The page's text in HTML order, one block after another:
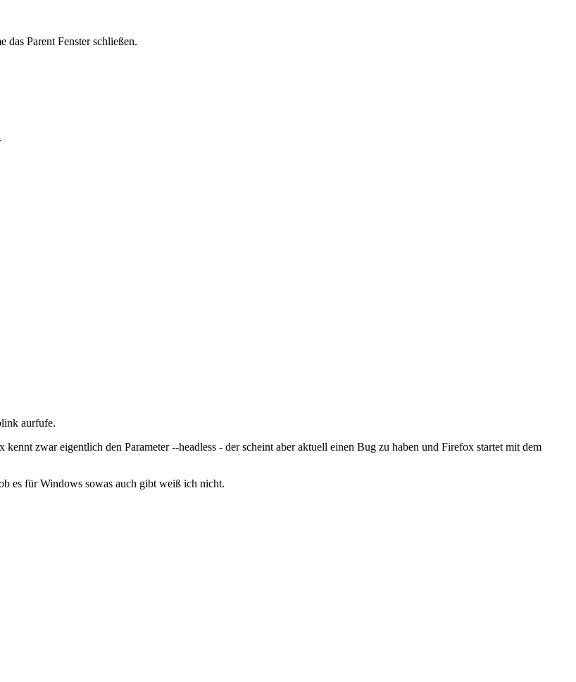
Parent Fenster schließen.
aurfufe.
zwar eigentlich den Parameter --headless - der scheint aber aktuell einen Bug zu haben und Firefox startet mit dem
es für Windows sowas auch gibt weiß ich nicht.